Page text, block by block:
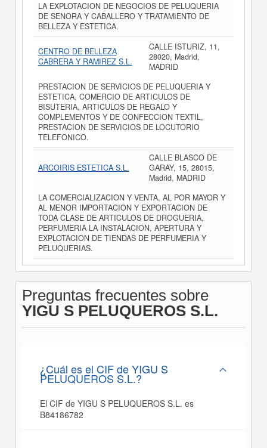
LA EXPLOTACION DE NEGOCIOS DE PELUQUERIA
DE SENORA Y CABALLERO Y TRATAMIENTO DE
BELLEZA Y ESTETICA.
CENTRO DE BELLEZA
CABRERA Y RAMIREZ S.L.
CALLE ISTURIZ, 11,
28020, Madrid,
MADRID
PRESTACION DE SERVICIOS DE PELUQUERIA Y
ESTETICA, COMERCIO DE ARTICULOS DE
BISUTERIA, ARTICULOS DE REGALO Y
COMPLEMENTOS Y DE CONFECCION TEXTIL,
PRESTACION DE SERVICIOS DE LOCUTORIO
TELEFONICO.
ARCOIRIS ESTETICA S.L.
CALLE BLASCO DE
GARAY, 15, 28015,
Madrid, MADRID
LA COMERCIALIZACION Y VENTA, AL POR MAYOR Y
AL MENOR IMPORTACION Y EXPORTACION DE
TODA CLASE DE ARTICULOS DE DROGUERIA,
PERFUMERIA LA INSTALACION, APERTURA Y
EXPLOTACION DE TIENDAS DE PERFUMERIA Y
PELUQUERIAS.
Preguntas frecuentes sobre
YIGU S PELUQUEROS S.L.
¿Cuál es el CIF de YIGU S
PELUQUEROS S.L.?
El CIF de YIGU S PELUQUEROS S.L. es
B84186782